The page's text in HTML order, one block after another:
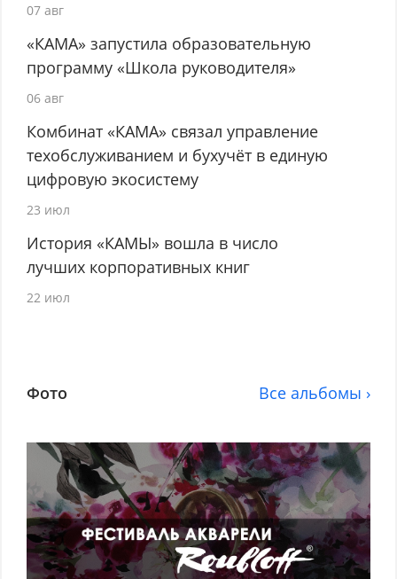
07 авг
«КАМА» запустила образовательную
программу «Школа руководителя»
06 авг
Комбинат «КАМА» связал управление
техобслуживанием и бухучёт в единую
цифровую экосистему
23 июл
История «КАМЫ» вошла в число
лучших корпоративных книг
22 июл
Фото Все альбомы ›